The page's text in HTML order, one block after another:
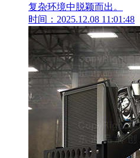
复杂环境中脱颖而出。
时间：2025.12.08 11:01:48